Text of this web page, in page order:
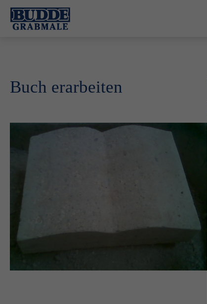
Buch erarbeiten